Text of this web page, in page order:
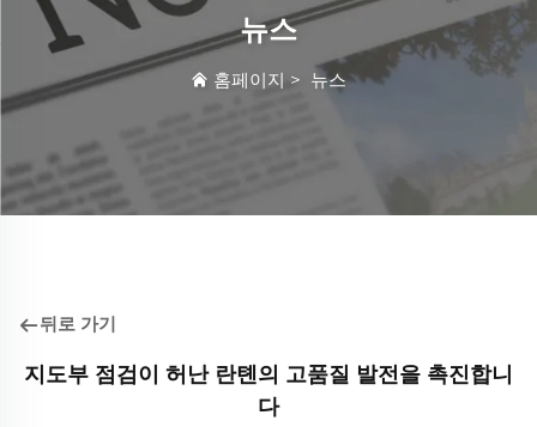
뉴스
홈페이지 > 뉴스
뒤로 가기
지도부 점검이 허난 란톈의 고품질 발전을 촉진합니
다